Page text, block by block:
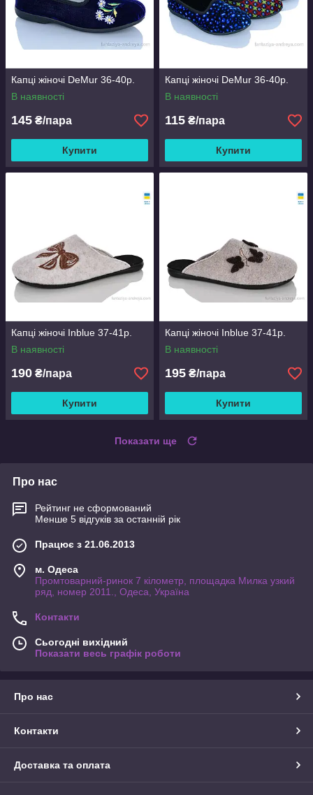
Капці жіночі DeMur 36-40р.
В наявності
145 ₴/пара
Купити
Капці жіночі DeMur 36-40р.
В наявності
115 ₴/пара
Купити
Капці жіночі Inblue 37-41р.
В наявності
190 ₴/пара
Купити
Капці жіночі Inblue 37-41р.
В наявності
195 ₴/пара
Купити
Показати ще
Про нас
Рейтинг не сформований
Менше 5 відгуків за останній рік
Працює з 21.06.2013
м. Одеса
Промтоварний-ринок 7 кілометр, площадка Милка узкий
ряд, номер 2011., Одеса, Україна
Контакти
Сьогодні вихідний
Показати весь графік роботи
Про нас
Контакти
Доставка та оплата